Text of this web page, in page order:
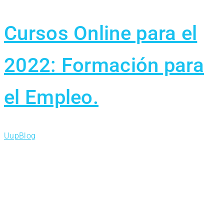
Cursos Online para el
2022: Formación para
el Empleo.
UupBlog